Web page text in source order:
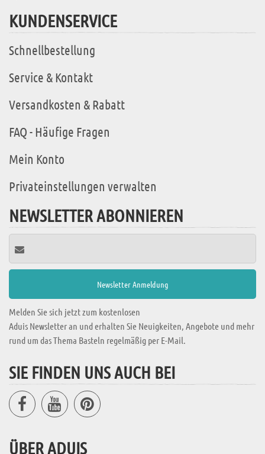
KUNDENSERVICE
Schnellbestellung
Service & Kontakt
Versandkosten & Rabatt
FAQ - Häufige Fragen
Mein Konto
Privateinstellungen verwalten
NEWSLETTER ABONNIEREN
Melden Sie sich jetzt zum kostenlosen
Aduis Newsletter an und erhalten Sie Neuigkeiten, Angebote und mehr
rund um das Thema Basteln regelmäßig per E-Mail.
SIE FINDEN UNS AUCH BEI
ÜBER ADUIS